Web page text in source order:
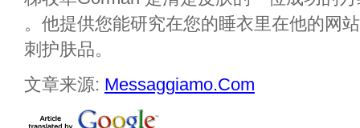
。他提供您能研究在您的睡衣里在他的网
刺护肤品。
文章来源: Messaggiamo.Com